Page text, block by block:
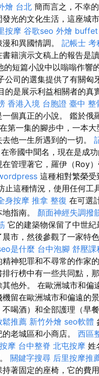
燴 台北 簡而言之，不幸
光的文化生活，這座城
按摩 谷歌seo 外燴 buffet
和異國情調。 記帳士 考
籍演示文稿上的報告是
的短篇小說中以嗡嗡作響
公司的選集提供了有關匈
的是展示利益相關者的真
香港入境 台胞證 臺中 整
一個真正的小說。 鑑於俄
在第一集的腳步中，一本
他一生所遇到的一切。
帝國中聞名，現在是成
在管理著它，羅伊（Roy
這種相對繁榮受
止這種情況，使用任何
身按摩 推拿 整復 在可選
指南。 顏面神經失調撥
它的建築物保留了中世紀
市，然後參觀了一家特
是什麼 台中泡腳 舒壓課
神犯罪和不尋常的作家
排行榜中有一些共同點，
其他外。 在歐洲城市和偏
留在歐洲城市和偏遠的
喝酒）和全部護理（早
鬆推薦 新竹外燴 seo軟體
老城區和小商店。 西區
摩 台中整脊 北屯按摩 姓
關鍵字搜尋 后里按摩推
著固定的座椅，它的費